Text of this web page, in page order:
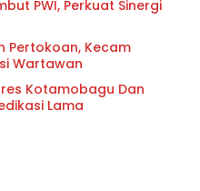
PWI, Perkuat Sinergi
Pertokoan, Kecam
Wartawan
Kotamobagu Dan
Lama